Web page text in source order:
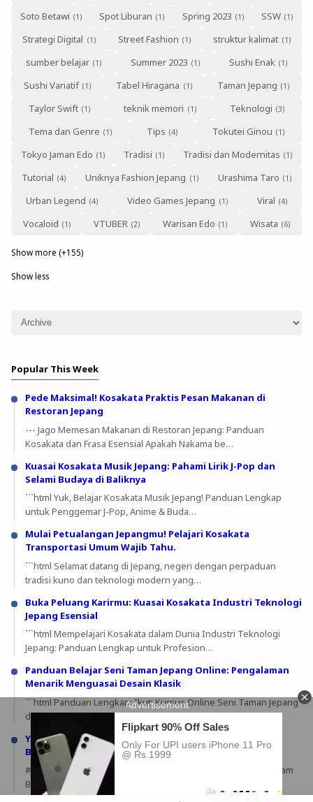
Soto Betawi
Spot Liburan Spring 2023
SSW
Strategi Digital
Street Fashion
struktur kalimat
sumber belajar
Summer 2023
Sushi Enak
Sushi Variatif
Tabel Hiragana
Taman Jepang
Taylor Swift
teknik memori
Teknologi
Tema dan Genre
Tips
Tokutei Ginou
Tokyo Jaman Edo
Tradisi
Tradisi dan Modernitas
Tutorial
Uniknya Fashion Jepang
Urashima Taro
Urban Legend
Video Games Jepang
Viral
Vocaloid
VTUBER Warisan Edo Wisata
Show more (+155)
Show less
Popular This Week
Pede Maksimal! Kosakata Praktis Pesan Makanan di
Restoran Jepang
--- Jago Memesan Makanan di Restoran Jepang: Panduan
Kosakata dan Frasa Esensial Apakah Nakama be…
Kuasai Kosakata Musik Jepang: Pahami Lirik J-Pop dan
Selami Budaya di Baliknya
```html Yuk, Belajar Kosakata Musik Jepang! Panduan Lengkap
untuk Penggemar J-Pop, Anime & Buda…
Mulai Petualangan Jepangmu! Pelajari Kosakata
Transportasi Umum Wajib Tahu.
```html Selamat datang di Jepang, negeri dengan perpaduan
tradisi kuno dan teknologi modern yang…
Buka Peluang Karirmu: Kuasai Kosakata Industri Teknologi
Jepang Esensial
```html Mempelajari Kosakata dalam Dunia Industri Teknologi
Jepang: Panduan Lengkap untuk Profesion…
Panduan Belajar Seni Taman Jepang Online: Pengalaman
Menarik Menguasai Desain Klasik
```html Panduan Lengkap: Ikuti Kursus Online Seni Taman Jepang
dan Ciptakan Keindahan Otentik Sel…
Yuk, Kuasai Istilah Teknologi Ruang Angkasa dalam
Bahasa Jepang dengan Panduan Lengkap Ini!
# Jelajahi Alam Semesta: Istilah Teknologi Ruang Angkasa dalam
Bahasa Jepang yang Wajib Nakama Tahu…